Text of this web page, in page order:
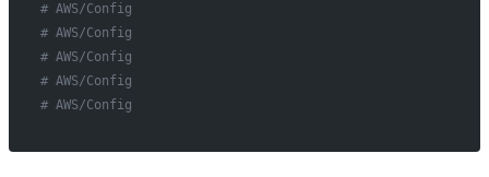
# AWS/Config
# AWS/Config
# AWS/Config
# AWS/Config
# AWS/Config